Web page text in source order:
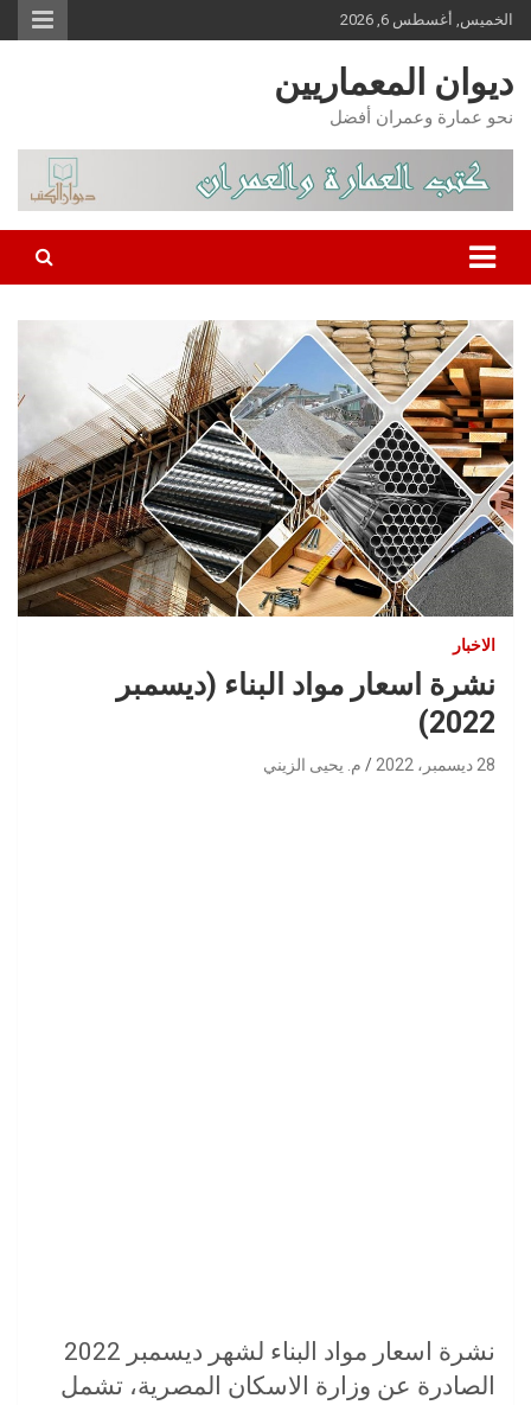
Skip
to
content
الخميس, أغسطس 6, 2026
ديوان المعماريين
نحو عمارة وعمران أفضل
الاخبار
نشرة اسعار مواد البناء (ديسمبر
2022)
28 ديسمبر، 2022 م. يحيى الزيني
نشرة اسعار مواد البناء لشهر ديسمبر 2022
الصادرة عن وزارة الاسكان المصرية، تشمل